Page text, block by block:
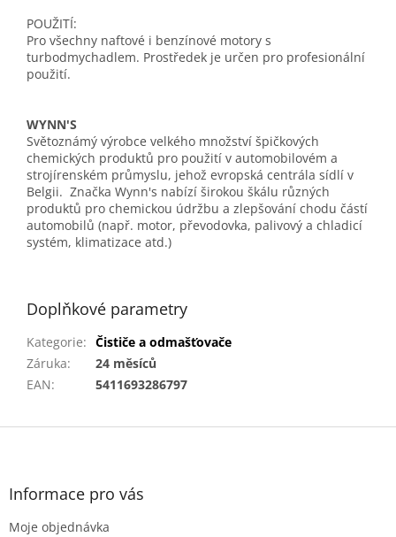
POUŽITÍ:
Pro všechny naftové i benzínové motory s
turbodmychadlem. Prostředek je určen pro profesionální
použití.
WYNN'S
Světoznámý výrobce velkého množství špičkových
chemických produktů pro použití v automobilovém a
strojírenském průmyslu, jehož evropská centrála sídlí v
Belgii. Značka Wynn's nabízí širokou škálu různých
produktů pro chemickou údržbu a zlepšování chodu částí
automobilů (např. motor, převodovka, palivový a chladicí
systém, klimatizace atd.)
Doplňkové parametry
Kategorie: Čističe a odmašťovače
Záruka:
24 měsíců
EAN: 5411693286797
Z
Informace pro vás
Moje objednávka